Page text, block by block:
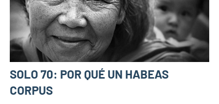
SOLO 70: POR QUÉ UN HABEAS
CORPUS